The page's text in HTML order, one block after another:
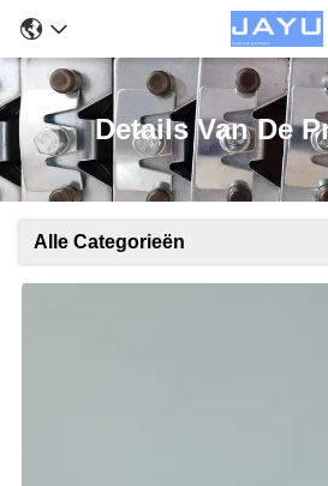
Details Van De
Alle Categorieën